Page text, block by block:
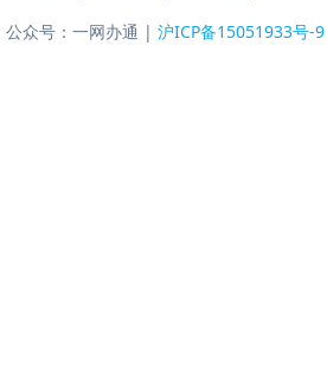
公众号：一网办通 | 沪ICP备15051933号-9